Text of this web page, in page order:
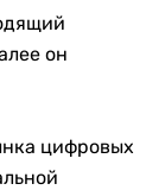
он
цифровых